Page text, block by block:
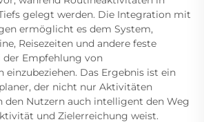
gelegt werden. Die Integration mit
ermöglicht es dem System,
Reisezeiten und andere feste
Empfehlung von
Das Ergebnis ist ein
der nicht nur Aktivitäten
den Nutzern auch intelligent den Weg
und Zielerreichung weist.